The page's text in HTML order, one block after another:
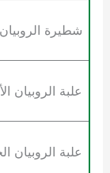
شطيرة
علبة الروبيان
علبة الروبيان